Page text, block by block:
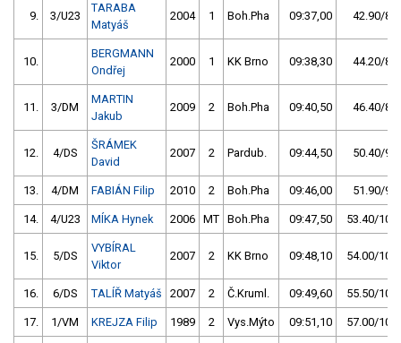
9. 3/U23
TARABA
Matyáš
2004 1 Boh.Pha 09:37,00 42.90/8,0
10.
BERGMANN
Ondřej
2000 1 KK Brno 09:38,30 44.20/8,3
11. 3/DM
MARTIN
Jakub
2009 2 Boh.Pha 09:40,50 46.40/8,7
12. 4/DS
ŠRÁMEK
David
2007 2 Pardub. 09:44,50 50.40/9,4
13. 4/DM FABIÁN Filip 2010 2 Boh.Pha 09:46,00 51.90/9,7
14. 4/U23 MÍKA Hynek 2006 MT Boh.Pha 09:47,50 53.40/10,0
15. 5/DS
VYBÍRAL
Viktor
2007 2 KK Brno 09:48,10 54.00/10,1
16. 6/DS TALÍŘ Matyáš 2007 2 Č.Kruml. 09:49,60 55.50/10,4
17. 1/VM KREJZA Filip 1989 2 Vys.Mýto 09:51,10 57.00/10,7